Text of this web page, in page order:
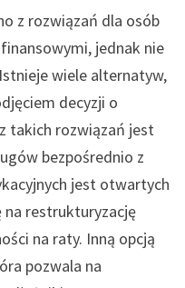
z rozwiązań dla osób
jednak nie
wiele alternatyw,
decyzji o
takich rozwiązań jest
bezpośrednio z
jest otwartych
na restrukturyzację
na raty. Inną opcją
pozwala na